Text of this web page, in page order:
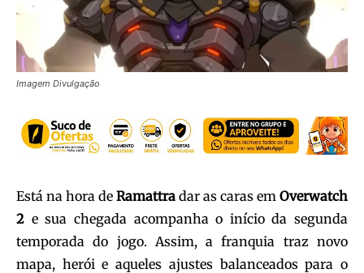
Imagem Divulgação
Está na hora de Ramattra dar as caras em Overwatch
2 e sua chegada acompanha o início da segunda
temporada do jogo. Assim, a franquia traz novo
mapa, herói e aqueles ajustes balanceados para o